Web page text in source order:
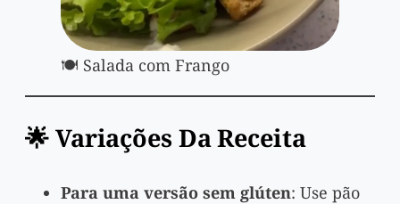
🍽️ Salada com Frango
🌟 Variações Da Receita
Para uma versão sem glúten: Use pão